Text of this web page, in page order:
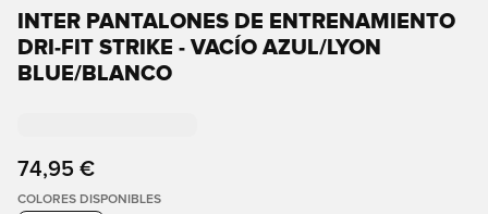
INTER PANTALONES DE ENTRENAMIENTO
DRI-FIT STRIKE - VACÍO AZUL/LYON
BLUE/BLANCO
74,95 €
COLORES DISPONIBLES